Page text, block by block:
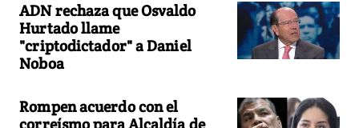
ADN rechaza que Osvaldo
Hurtado llame
"criptodictador" a Daniel
Noboa
Rompen acuerdo con el
correísmo para Alcaldía de